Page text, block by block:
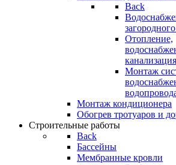
Back
Отопление,
канализация
Монтаж
Монтаж кондиционера
Обогрев тротуаров и
Строительные работы
Back
Бассейны
Мембранные кровли